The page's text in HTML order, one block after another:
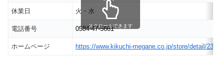
休業日 火・水
電話番号 0584-47-5661
ホームページ https://www.kikuchi-megane.co.jp/store/detail/
スクロールできます